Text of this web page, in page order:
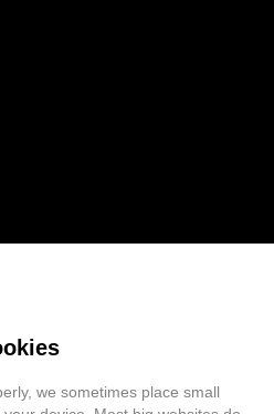
we sometimes place small